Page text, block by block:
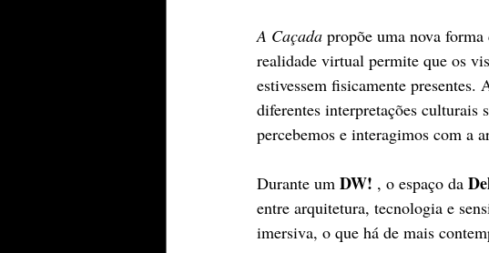
A Caçada propõe uma nova
realidade virtual permite que os
estivessem fisicamente
diferentes interpretações culturais
percebemos e interagimos com a
Durante um DW! , o espaço da
entre arquitetura, tecnologia e
imersiva, o que há de mais